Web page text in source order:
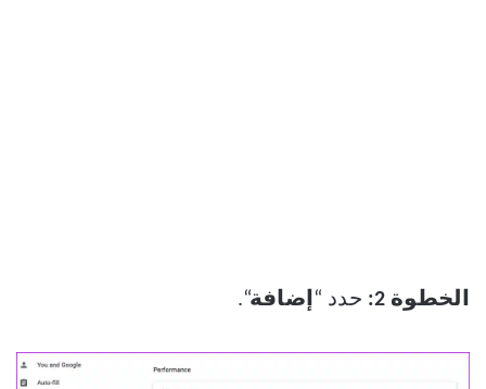
الخطوة 2: حدد “إضافة“.